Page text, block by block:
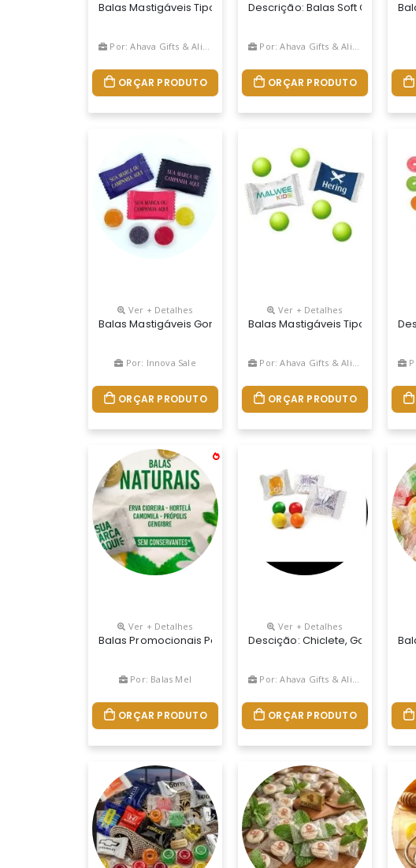
Balas Mastigáveis Tipo Mentos Frutas Vermelhas. Sabor:
Por: Ahava Gifts & Alimentos Personalizados
ORÇAR PRODUTO
Descrição: Balas Soft Cilíndrica
Por: Ahava Gifts & Alimentos Personalizados
ORÇAR PRODUTO
Ver + Detalhes
Balas Mastigáveis Goma Americana , Cobertas Com
Por: Innova Sale
ORÇAR PRODUTO
Ver + Detalhes
Balas Mastigáveis Tipo Mentos
Por: Ahava Gifts & Alimentos Personalizados
ORÇAR PRODUTO
Ver + Detalhes
Balas Promocionais Para Empresas,comercio O Melhor E
Por: Balas Mel
ORÇAR PRODUTO
Ver + Detalhes
Descição: Chiclete, Goma De
Por: Ahava Gifts & Alimentos Personalizados
ORÇAR PRODUTO